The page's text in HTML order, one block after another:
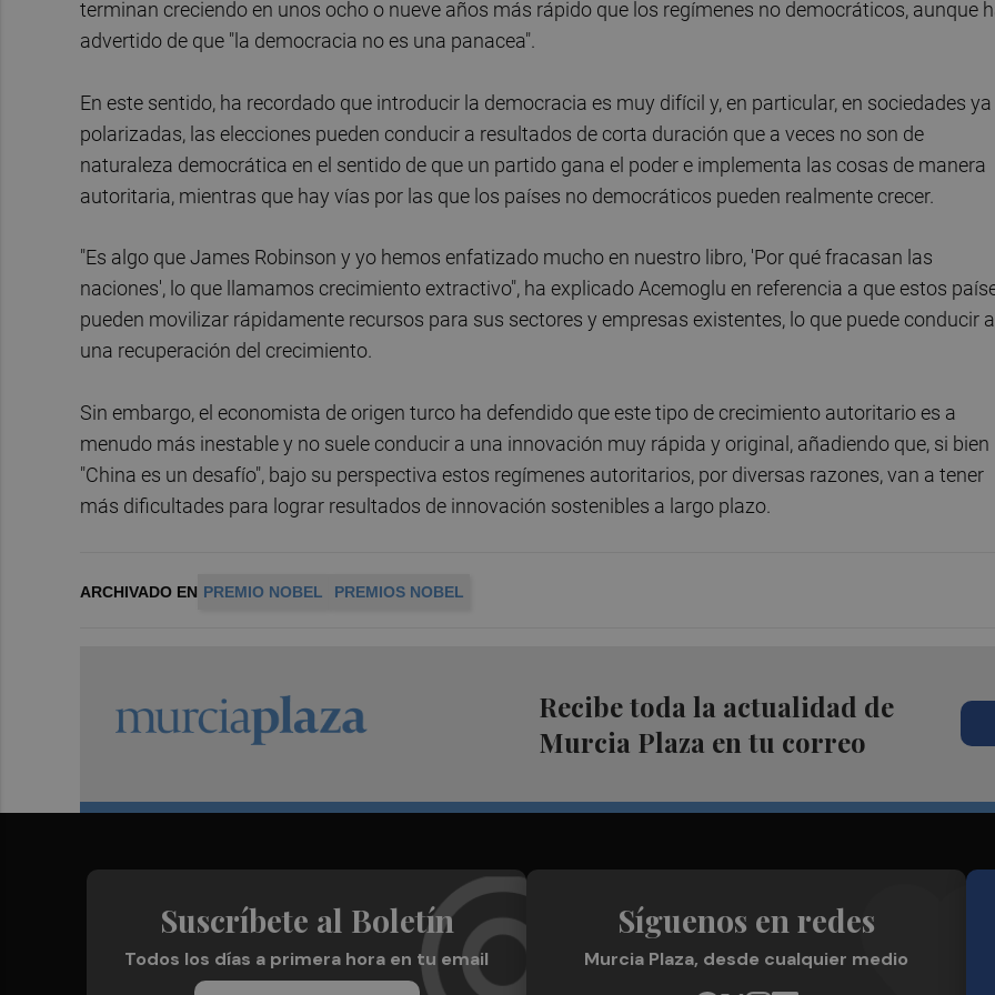
terminan creciendo en unos ocho o nueve años más rápido que los regímenes no democráticos, aunque
advertido de que "la democracia no es una panacea".
En este sentido, ha recordado que introducir la democracia es muy difícil y, en particular, en sociedades ya
polarizadas, las elecciones pueden conducir a resultados de corta duración que a veces no son de
naturaleza democrática en el sentido de que un partido gana el poder e implementa las cosas de manera
autoritaria, mientras que hay vías por las que los países no democráticos pueden realmente crecer.
"Es algo que James Robinson y yo hemos enfatizado mucho en nuestro libro, 'Por qué fracasan las
naciones', lo que llamamos crecimiento extractivo", ha explicado Acemoglu en referencia a que estos
pueden movilizar rápidamente recursos para sus sectores y empresas existentes, lo que puede conducir a
una recuperación del crecimiento.
Sin embargo, el economista de origen turco ha defendido que este tipo de crecimiento autoritario es a
menudo más inestable y no suele conducir a una innovación muy rápida y original, añadiendo que, si bien
"China es un desafío", bajo su perspectiva estos regímenes autoritarios, por diversas razones, van a tener
más dificultades para lograr resultados de innovación sostenibles a largo plazo.
ARCHIVADO EN PREMIO NOBEL PREMIOS NOBEL
Recibe toda la actualidad de
Murcia Plaza en tu correo
Suscríbete al Boletín
Todos los días a primera hora en tu email
Síguenos en redes
Murcia Plaza, desde cualquier medio